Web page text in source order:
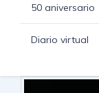
50 aniversario
Diario virtual